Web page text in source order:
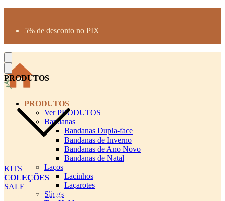
5% de desconto no PIX
PRODUTOS
KITS
COLEÇÕES
SALE
cadastro pet QRCODE
PRODUTOS
Ver PRODUTOS
Bandanas
Bandanas Dupla-face
Bandanas de Inverno
Bandanas de Ano Novo
Bandanas de Natal
Laços
Lacinhos
Laçarotes
Slings